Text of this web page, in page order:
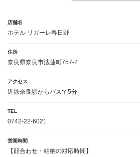
店舗名
ホテル リガーレ春日野
住所
奈良県奈良市法蓮町757-2
アクセス
近鉄奈良駅からバスで5分
TEL
0742-22-6021
営業時間
【顔合わせ・結納の対応時間】